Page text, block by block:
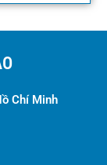
Chí Minh